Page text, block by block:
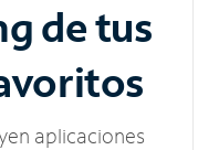
de tus
aplicaciones